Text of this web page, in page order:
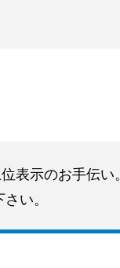
表示のお手伝い。
い。